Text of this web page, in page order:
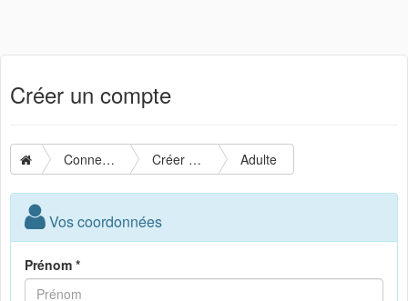
Créer un compte
Connexion Créer un compte Adulte
Vos coordonnées
Prénom *